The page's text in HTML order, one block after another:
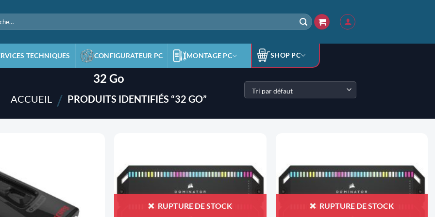
TECHNIQUES CONFIGURATEUR PC MONTAGE PC SHOP PC
32 Go
ACCUEIL / PRODUITS IDENTIFIÉS “32 GO”
LISTE
D'ENVIES
RUPTURE DE STOCK
LISTE
D'ENVIES
RUPTURE DE STOCK